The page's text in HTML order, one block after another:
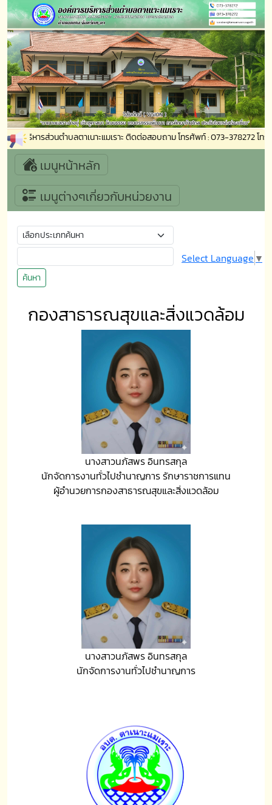
รส่วนตำบลตาเนาะแมเราะ ติดต่อสอบถาม โทรศัพท์ : 073-378272 โทรสาร :
เมนูหน้าหลัก
เมนูต่างๆเกี่ยวกับหน่วยงาน
ค้นหา
Select Language ▼
กองสาธารณสุขและสิ่งแวดล้อม
นางสาวนภัสพร อินทรสกุล
นักจัดการงานทั่วไปชำนาญการ รักษาราชการแทน
ผู้อำนวยการกองสาธารณสุขและสิ่งแวดล้อม
นางสาวนภัสพร อินทรสกุล
นักจัดการงานทั่วไปชำนาญการ